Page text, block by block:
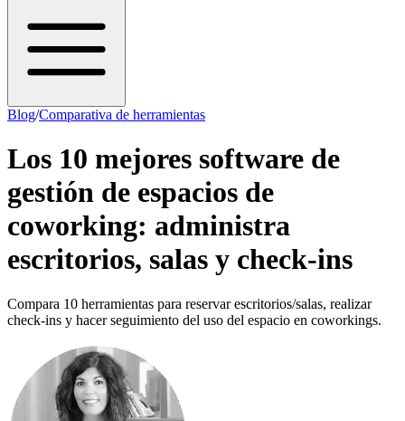
Blog/Comparativa de herramientas
Los 10 mejores software de
gestión de espacios de
coworking: administra
escritorios, salas y check-ins
Compara 10 herramientas para reservar escritorios/salas, realizar
check-ins y hacer seguimiento del uso del espacio en coworkings.